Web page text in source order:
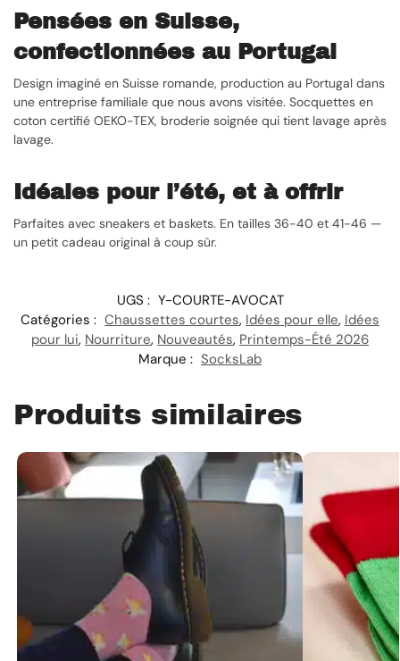
Pensées en Suisse,
confectionnées au Portugal
Design imaginé en Suisse romande, production au Portugal dans
une entreprise familiale que nous avons visitée. Socquettes en
coton certifié OEKO-TEX, broderie soignée qui tient lavage après
lavage.
Idéales pour l’été, et à offrir
Parfaites avec sneakers et baskets. En tailles 36-40 et 41-46 —
un petit cadeau original à coup sûr.
UGS : Y-COURTE-AVOCAT
Catégories : Chaussettes courtes, Idées pour elle, Idées
pour lui, Nourriture, Nouveautés, Printemps-Été 2026
Marque : SocksLab
Produits similaires